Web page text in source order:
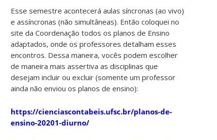
Esse semestre acontecerá aulas síncronas (ao vivo)
e assíncronas (não simultâneas). Então coloquei no
site da Coordenação todos os planos de Ensino
adaptados, onde os professores detalham esses
encontros. Dessa maneira, vocês podem escolher
de maneira mais assertiva as disciplinas que
desejam incluir ou excluir (somente um professor
ainda não enviou os planos de ensino):
https://cienciascontabeis.ufsc.br/planos-de-
ensino-20201-diurno/